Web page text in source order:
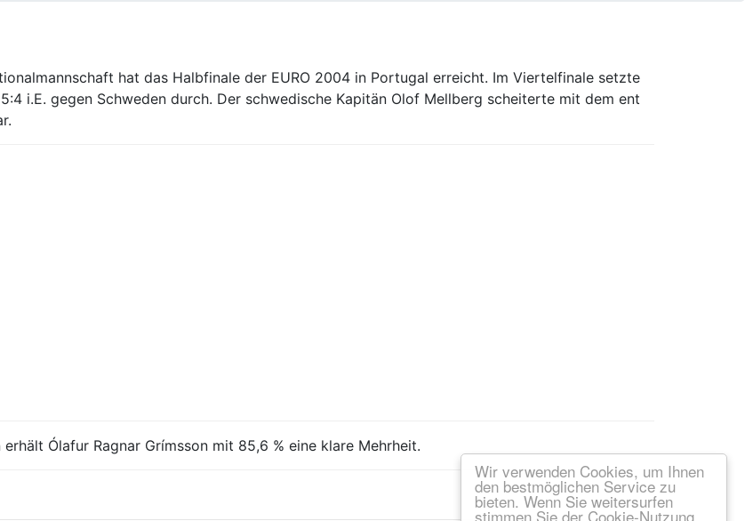
Wir verwenden Cookies, um Ihnen
den bestmöglichen Service zu
bieten. Wenn Sie weitersurfen
stimmen Sie der Cookie-Nutzung
hat das Halbfinale der EURO 2004 in Portugal erreicht. Im Viertelfinale setzte
i.E. gegen Schweden durch. Der schwedische Kapitän Olof Mellberg scheiterte mit dem ent
Ólafur Ragnar Grímsson mit 85,6 % eine klare Mehrheit.